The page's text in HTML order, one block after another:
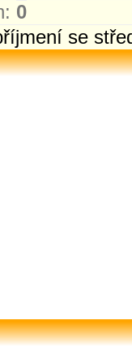
0
se